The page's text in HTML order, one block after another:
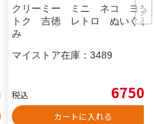
クリーミー ミニ ネコ ヨシ
トク 吉徳 レトロ ぬいぐる
み
マイストア在庫： 3489
税込 6750
カートに入れる